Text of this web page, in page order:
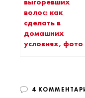
выгоревших
волос: как
сделать в
домашних
условиях, фото
4